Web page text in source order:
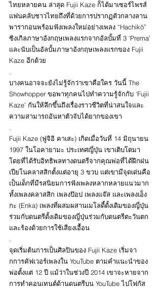
ไทยหลายคน ล่าสุด Fujii Kaze ก็ได้มาเซอร์ไพรส์
แฟนคลับชาวไทยถึงที่ด้วยการปรากฏตัวกลางลาน
พารากอนพร้อมฟังเพลงใหม่อย่างเพลง “Hachikō”
ซิงเกิลภาษาอังกฤษเพลงแรกจากอัลบั้มที่ 3 ‘Prema’
และนับเป็นอัลบั้มภาษาอังกฤษเพลงแรกของ Fujii
Kaze อีกด้วย
.
บางคนอาจจะยังไม่รู้จักว่าเขาคือใคร วันนี้ The
Showhopper ขอพาทุกคนไปทำความรู้จักกับ ‘Fujii
Kaze’ กันให้ลึกขึ้นถึงเรื่องราวชีวิตที่น่าสนใจและ
ความสามารถอันหาตัวจับได้ยากของเขา
.
Fujii Kaze (ฟูจิอิ คาเสะ) เกิดเมื่อวันที่ 14 มิถุนายน
1997 ในโอคายามะ ประเทศญี่ปุ่น เขาเติบโตมา
โดยที่ได้รับอิทธิพลทางดนตรีจากคุณพ่อที่ได้ฝึกฝน
เปียโนคลาสสิกตั้งแต่อายุ 3 ขวบ แต่เขามีจุดเด่นคือ
เป็นเด็กที่มีรสนิยมการฟังเพลงหลากหลายแนวมาก
ทั้งเพลงคลาสสิก เพลงป๊อป เพลงแจ๊ส และเพลงเอ็ง
กะ (Enka) เพลงที่ผสมผสานเมโลดี้ดั้งเดิมของญี่ปุ่น
ร่วมกับดนตรีดั้งเดิมของญี่ปุ่นร่วมกับดนตรีตะวันตก
และร้องด้วยการใช้เสียงเอื้อน
.
จุดเริ่มต้นการเป็นศิลปินของ Fujii Kaze เริ่มจา
กการคัฟเวอร์เพลงใน YouTube ตามคำแนะนำของ
พ่อตั้งแต่ 12 ปี แม้ว่าในช่วงปี 2014 เขาจะหายจาก
การทำคอนเทนต์ด้านดนตรีบน YouTube ไปโฟกัส